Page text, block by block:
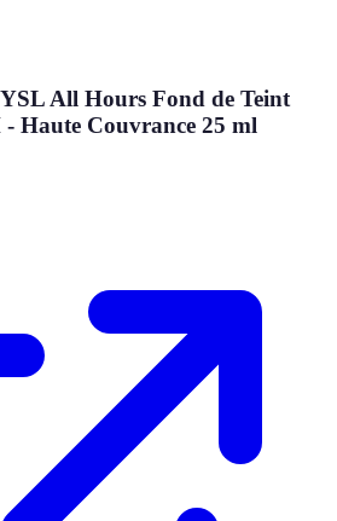
All Hours Fond de Teint
Haute Couvrance 25 ml